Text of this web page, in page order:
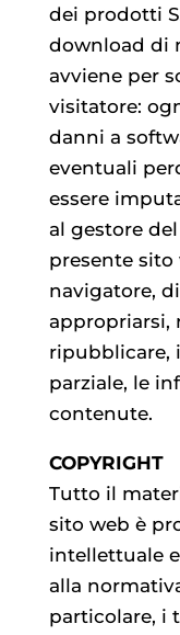
dei prodotti
download di
avviene per
visitatore:
danni a
eventuali
essere
al gestore del
presente sito
navigatore,
appropriarsi,
ripubblicare,
parziale, le
contenute.
COPYRIGHT
Tutto il
sito web è
intellettuale
alla
particolare, i